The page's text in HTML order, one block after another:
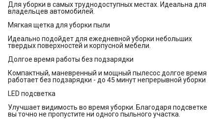
Для уборки в самых труднодоступных местах. Идеальна для
владельцев автомобилей.
Мягкая щетка для уборки пыли
Идеально подойдет для ежедневной уборки небольших
твердых поверхностей и корпусной мебели.
Долгое время работы без подзарядки
Компактный, маневренный и мощный пылесос долгое время
работает без подзарядки - до 45 минут непрерывной уборки
LED подсветка
Улучшает видимость во время уборки. Благодаря подсветке
вы точно не пропустите ни одного пыльного участка.